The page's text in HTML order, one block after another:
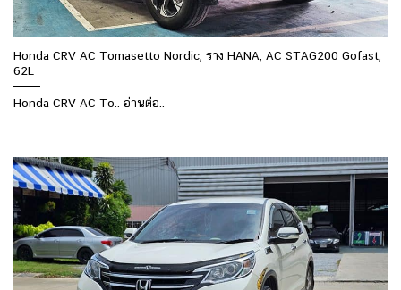
Honda CRV AC Tomasetto Nordic, ราง HANA, AC STAG200 Gofast,
62L
Honda CRV AC To.. อ่านต่อ..